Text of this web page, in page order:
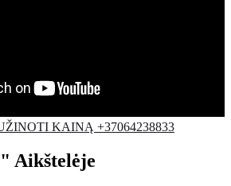
KAINĄ +37064238833
Aikštelėje